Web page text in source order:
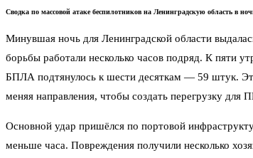
Сводка по массовой атаке беспилотников на Ленинградскую область в
Минувшая ночь для Ленинградской области
борьбы работали несколько часов подряд. К пяти
БПЛА подтянулось к шести десяткам — 59 штук.
меняя направления, чтобы создать перегрузку для
Основной удар пришёлся по портовой
меньше часа. Повреждения получили несколько